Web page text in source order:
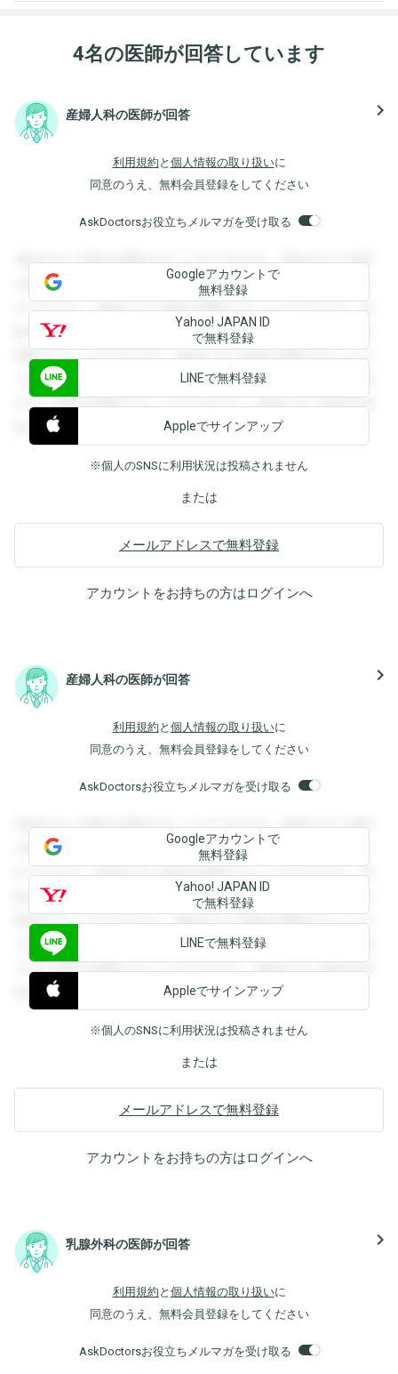
4名の医師が回答しています
産婦人科の医師が回答 navigate_next
利用規約 と 個人情報の取り扱いに
同意のうえ、無料会員登録をしてください
AskDoctorsお役立ちメルマガを受け取る
登録すると回答を閲覧することができます。登録すると回答
を閲覧することができます。登録すると回答を閲覧すること
ができます。登録すると回答を閲覧することができます。登
録すると回答を閲覧することができます。登録すると回答を
閲覧することができます。登録すると回答を閲覧することが
できます。登録すると回答を閲覧することができます。登録
すると回答を閲覧することができます。登録すると回答を閲
覧することができます。
Googleアカウントで
無料登録
Yahoo! JAPAN ID
で無料登録
LINEで無料登録
Appleでサインアップ
※個人のSNSに利用状況は投稿されません
または
メールアドレスで無料登録
アカウントをお持ちの方はログインへ
産婦人科の医師が回答 navigate_next
利用規約 と 個人情報の取り扱いに
同意のうえ、無料会員登録をしてください
AskDoctorsお役立ちメルマガを受け取る
登録すると回答を閲覧することができます。登録すると回答
を閲覧することができます。登録すると回答を閲覧すること
ができます。登録すると回答を閲覧することができます。登
録すると回答を閲覧することができます。登録すると回答を
閲覧することができます。登録すると回答を閲覧することが
できます。登録すると回答を閲覧することができます。登録
すると回答を閲覧することができます。登録すると回答を閲
覧することができます。
Googleアカウントで
無料登録
Yahoo! JAPAN ID
で無料登録
LINEで無料登録
Appleでサインアップ
※個人のSNSに利用状況は投稿されません
または
メールアドレスで無料登録
アカウントをお持ちの方はログインへ
乳腺外科の医師が回答 navigate_next
利用規約 と 個人情報の取り扱いに
同意のうえ、無料会員登録をしてください
AskDoctorsお役立ちメルマガを受け取る